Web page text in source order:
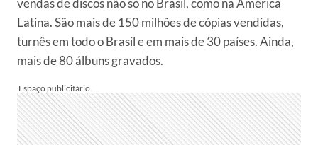
vendas de discos não só no Brasil, como na América
Latina. São mais de 150 milhões de cópias vendidas,
turnês em todo o Brasil e em mais de 30 países. Ainda,
mais de 80 álbuns gravados.